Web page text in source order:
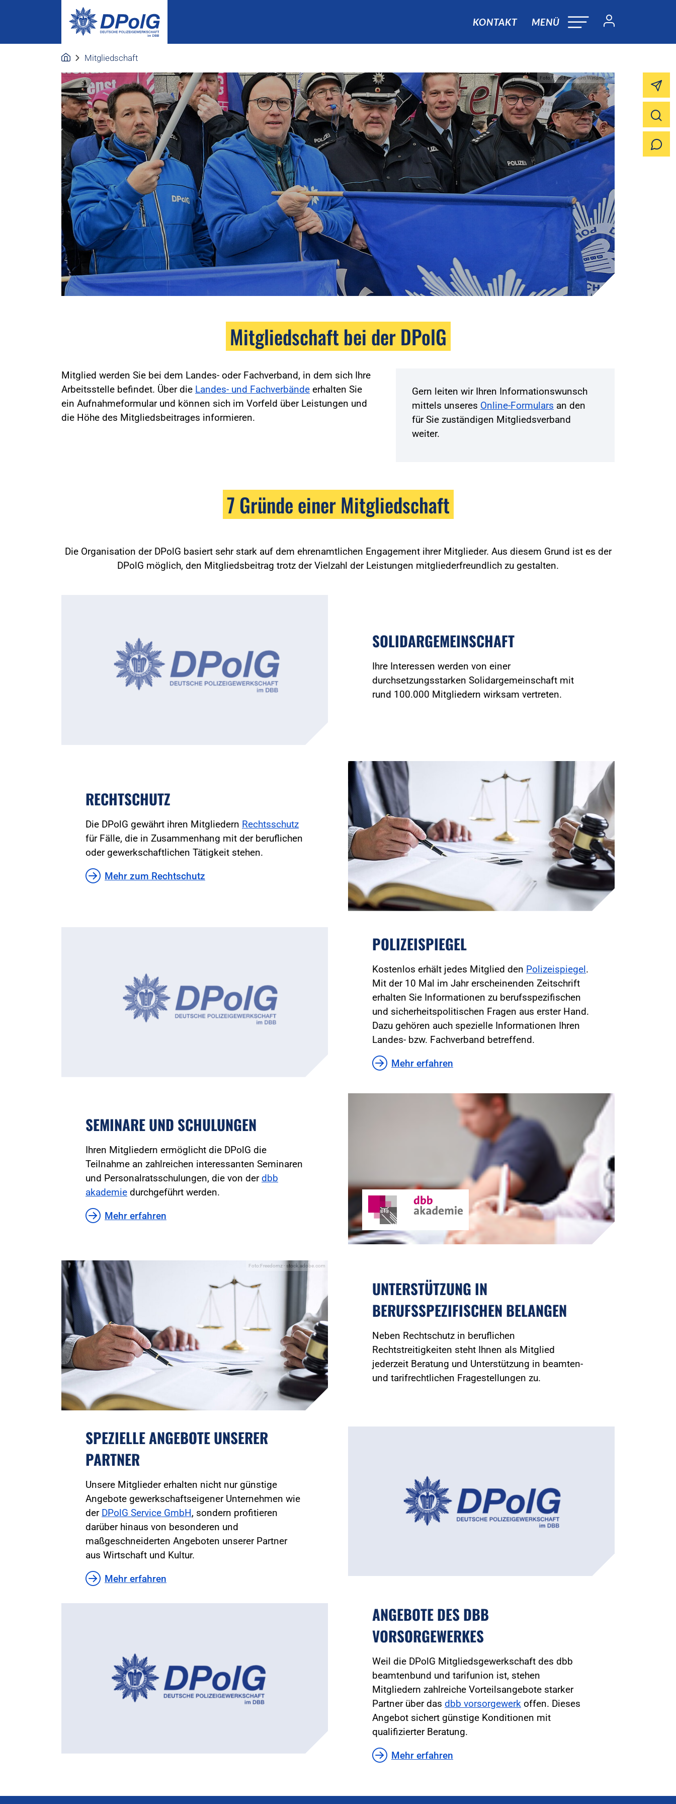
KONTAKT MENÜ
Mitgliedschaft
Foto:Foto: Friedhelm Windmüller
Mitgliedschaft bei der DPolG
Mitglied werden Sie bei dem Landes- oder Fachverband, in dem sich Ihre
Arbeitsstelle befindet. Über die Landes- und Fachverbände erhalten Sie
ein Aufnahmeformular und können sich im Vorfeld über Leistungen und
die Höhe des Mitgliedsbeitrages informieren.
Gern leiten wir Ihren Informationswunsch
mittels unseres Online-Formulars an den
für Sie zuständigen Mitgliedsverband
weiter.
7 Gründe einer Mitgliedschaft
Die Organisation der DPolG basiert sehr stark auf dem ehrenamtlichen Engagement ihrer Mitglieder. Aus diesem Grund ist es der
DPolG möglich, den Mitgliedsbeitrag trotz der Vielzahl der Leistungen mitgliederfreundlich zu gestalten.
SOLIDARGEMEINSCHAFT
Ihre Interessen werden von einer
durchsetzungsstarken Solidargemeinschaft mit
rund 100.000 Mitgliedern wirksam vertreten.
RECHTSCHUTZ
Die DPolG gewährt ihren Mitgliedern Rechtsschutz
für Fälle, die in Zusammenhang mit der beruflichen
oder gewerkschaftlichen Tätigkeit stehen.
Mehr zum Rechtschutz
POLIZEISPIEGEL
Kostenlos erhält jedes Mitglied den Polizeispiegel.
Mit der 10 Mal im Jahr erscheinenden Zeitschrift
erhalten Sie Informationen zu berufsspezifischen
und sicherheitspolitischen Fragen aus erster Hand.
Dazu gehören auch spezielle Informationen Ihren
Landes- bzw. Fachverband betreffend.
Mehr erfahren
SEMINARE UND SCHULUNGEN
Ihren Mitgliedern ermöglicht die DPolG die
Teilnahme an zahlreichen interessanten Seminaren
und Personalratsschulungen, die von derdbb
akademie durchgeführt werden.
Mehr erfahren
Foto:Freedomz - stock.adobe.com
UNTERSTÜTZUNG IN
BERUFSSPEZIFISCHEN BELANGEN
Neben Rechtschutz in beruflichen
Rechtstreitigkeiten steht Ihnen als Mitglied
jederzeit Beratung und Unterstützung in beamten-
und tarifrechtlichen Fragestellungen zu.
SPEZIELLE ANGEBOTE UNSERER
PARTNER
Unsere Mitglieder erhalten nicht nur günstige
Angebote gewerkschaftseigener Unternehmen wie
der DPolG Service GmbH, sondern profitieren
darüber hinaus von besonderen und
maßgeschneiderten Angeboten unserer Partner
aus Wirtschaft und Kultur.
Mehr erfahren
ANGEBOTE DES DBB
VORSORGEWERKES
Weil die DPolG Mitgliedsgewerkschaft des dbb
beamtenbund und tarifunion ist, stehen
Mitgliedern zahlreiche Vorteilsangebote starker
Partner über das dbb vorsorgewerk offen. Dieses
Angebot sichert günstige Konditionen mit
qualifizierter Beratung.
Mehr erfahren